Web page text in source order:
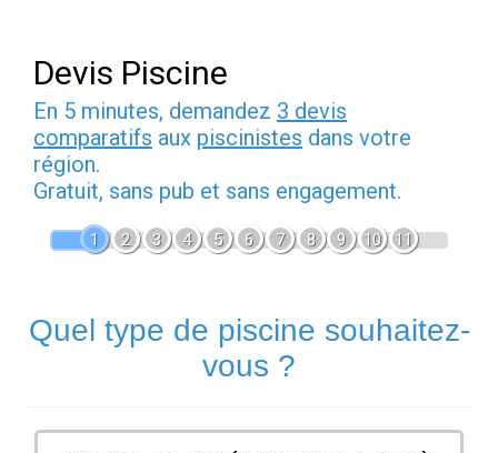
Devis Piscine
En 5 minutes, demandez 3 devis
comparatifs aux piscinistes dans votre
région.
Gratuit, sans pub et sans engagement.
1 2 3 4 5 6 7 8 9 10 11
Quel type de piscine souhaitez-
vous ?